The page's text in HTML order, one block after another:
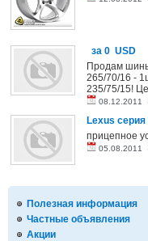
Полезная информация
Частные объявления
Акции
за 0 USD
Продам
265/70/16 -
235/75/15!
08.12.2011
Lexus серия
прицепное
05.08.2011